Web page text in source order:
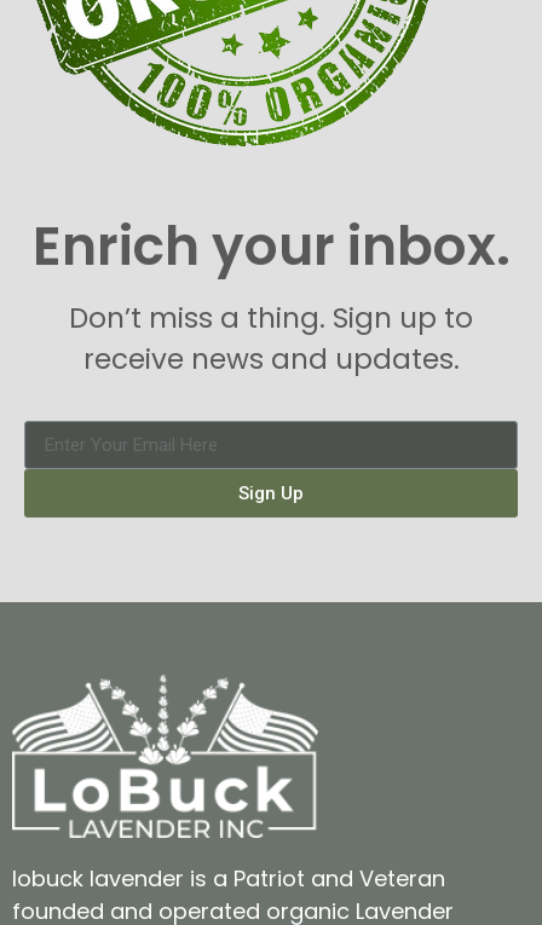
Enrich your inbox.
Don’t miss a thing. Sign up to
receive news and updates.
Sign Up
lobuck lavender is a Patriot and Veteran
founded and operated organic Lavender